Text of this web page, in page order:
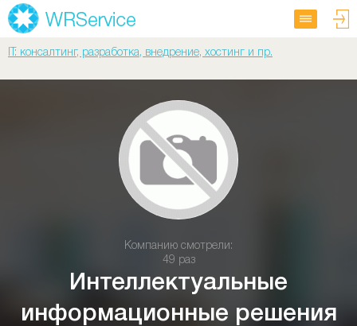
IT: консалтинг, разработка, внедрение, хостинг и пр.
Компанию смотрели:
49 раз
Интеллектуальные
информационные решения